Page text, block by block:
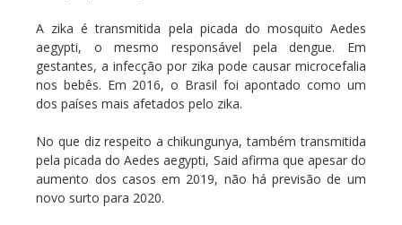
A zika é transmitida pela picada do mosquito Aedes
aegypti, o mesmo responsável pela dengue. Em
gestantes, a infecção por zika pode causar microcefalia
nos bebês. Em 2016, o Brasil foi apontado como um
dos países mais afetados pelo zika.
No que diz respeito a chikungunya, também transmitida
pela picada do Aedes aegypti, Said afirma que apesar do
aumento dos casos em 2019, não há previsão de um
novo surto para 2020.